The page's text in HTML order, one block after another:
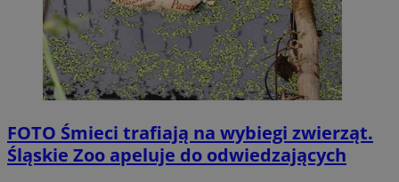
FOTO Śmieci trafiają na wybiegi zwierząt.
Śląskie Zoo apeluje do odwiedzających